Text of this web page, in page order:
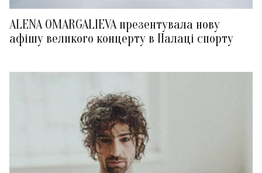
ALENA OMARGALIEVA презентувала нову
афішу великого концерту в Палаці спорту